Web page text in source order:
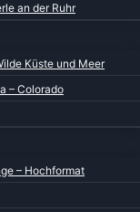
an der Ruhr
Küste und Meer
– Colorado
– Hochformat